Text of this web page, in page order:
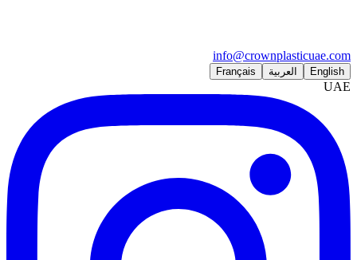
info@crownplasticuae.com
English العربية Français
UAE